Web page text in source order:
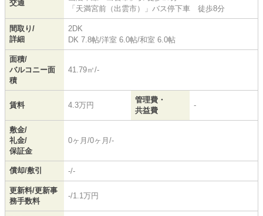
交通
「天満宮前（出雲市）」バス停下車 徒歩8分
間取り/
詳細
2DK
DK 7.8帖/洋室 6.0帖/和室 6.0帖
面積/
バルコニー面
積
41.79㎡/-
賃料 4.3万円
管理費・
共益費
-
敷金/
礼金/
保証金
0ヶ月/0ヶ月/-
償却/敷引 -/-
更新料/更新事
務手数料
-/1.1万円